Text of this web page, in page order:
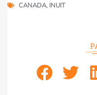
CANADA, INUIT